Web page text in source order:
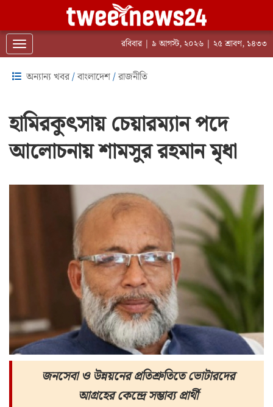
Toggle navigation রবিবার | ৯ আগস্ট, ২০২৬ | ২৫ শ্রাবণ, ১৪৩৩
অন্যান্য খবর/বাংলাদেশ/রাজনীতি
হামিরকুৎসায় চেয়ারম্যান পদে
আলোচনায় শামসুর রহমান মৃধা
জনসেবা ও উন্নয়নের প্রতিশ্রুতিতে ভোটারদের
আগ্রহের কেন্দ্রে সম্ভাব্য প্রার্থী